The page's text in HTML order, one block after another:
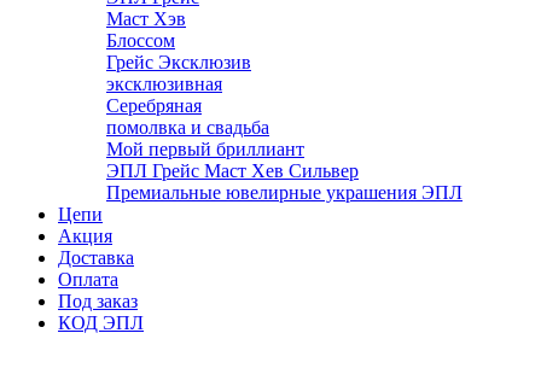
Маст Хэв
Блоссом
Грейс Эксклюзив
эксклюзивная
Серебряная
помолвка и свадьба
Мой первый бриллиант
ЭПЛ Грейс Маст Хев Сильвер
Премиальные ювелирные украшения ЭПЛ
Цепи
Акция
Доставка
Оплата
Под заказ
КОД ЭПЛ